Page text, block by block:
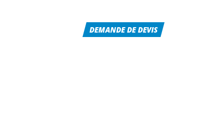
DEMANDE DE DEVIS